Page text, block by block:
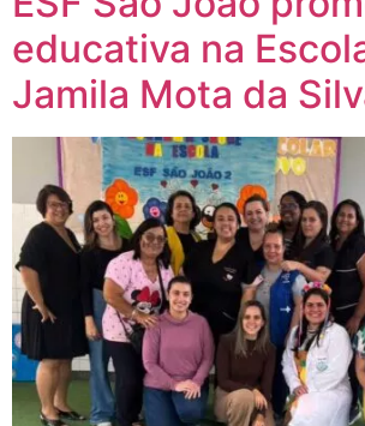
educativa na
Jamila Mota da